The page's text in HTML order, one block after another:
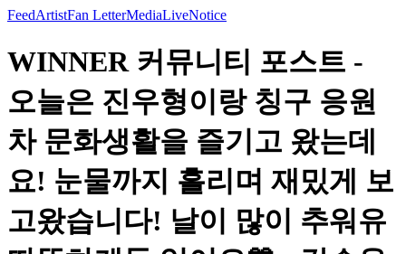
FeedArtistFan LetterMediaLiveNotice
WINNER 커뮤니티 포스트 -
오늘은 진우형이랑 칭구 응원
차 문화생활을 즐기고 왔는데
요! 눈물까지 흘리며 재밌게 보
고왔습니다! 날이 많이 추워유